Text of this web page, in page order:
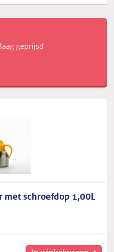
geprijsd
met schroefdop 1,00L